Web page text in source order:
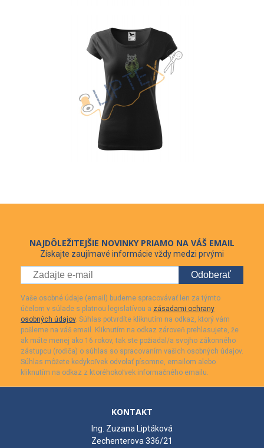
NAJDÔLEŽITEJŠIE NOVINKY PRIAMO NA VÁŠ EMAIL
Získajte zaujímavé informácie vždy medzi prvými
Odoberať
Vaše osobné údaje (email) budeme spracovávať len za týmto
účelom v súlade s platnou legislatívou a zásadami ochrany
osobných údajov. Súhlas potvrdíte kliknutím na odkaz, ktorý vám
pošleme na váš email. Kliknutím na odkaz zároveň prehlasujete, že
ak máte menej ako 16 rokov, tak ste požiadal/a svojho zákonného
zástupcu (rodiča) o súhlas so spracovaním vašich osobných údajov.
Súhlas môžete kedykoľvek odvolať písomne, emailom alebo
kliknutím na odkaz z ktoréhokoľvek informačného emailu.
KONTAKT
Ing. Zuzana Liptáková
Zechenterova 336/21